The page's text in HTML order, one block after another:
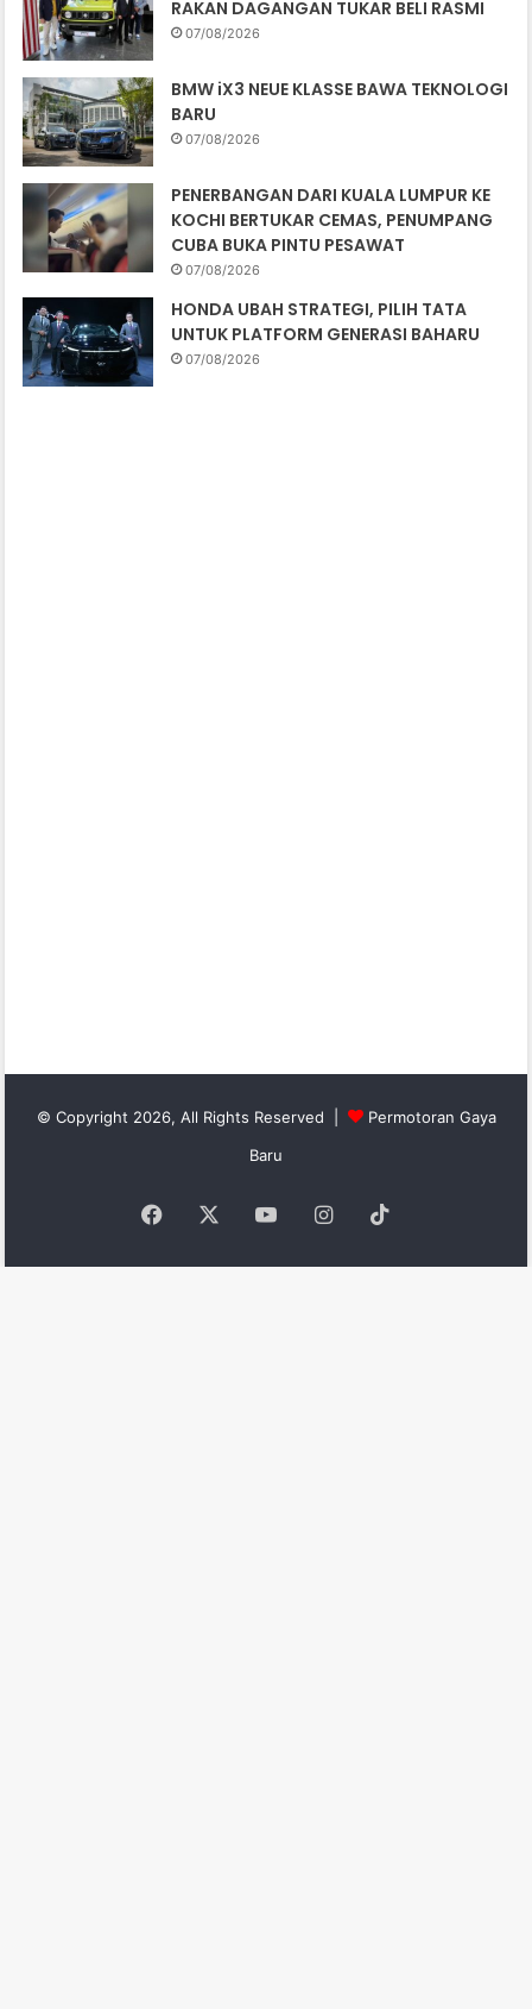
RAKAN DAGANGAN TUKAR BELI RASMI
07/08/2026
BMW iX3 NEUE KLASSE BAWA TEKNOLOGI
BARU
07/08/2026
PENERBANGAN DARI KUALA LUMPUR KE
KOCHI BERTUKAR CEMAS, PENUMPANG
CUBA BUKA PINTU PESAWAT
07/08/2026
HONDA UBAH STRATEGI, PILIH TATA
UNTUK PLATFORM GENERASI BAHARU
07/08/2026
© Copyright 2026, All Rights Reserved |
Permotoran Gaya
Baru
Facebook YouTubeInstagram